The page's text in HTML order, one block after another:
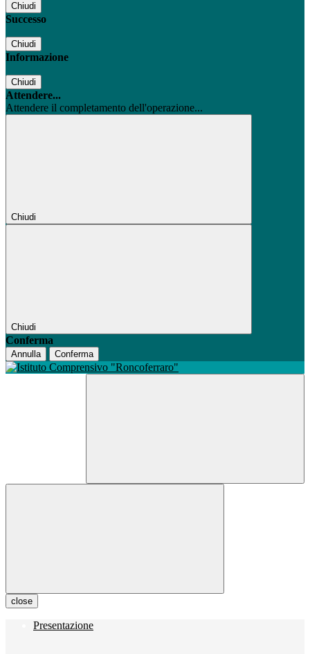
Chiudi
Successo
Chiudi
Informazione
Chiudi
Attendere...
Attendere il completamento dell'operazione...
Chiudi
Chiudi
Conferma
Annulla Conferma
close
Presentazione